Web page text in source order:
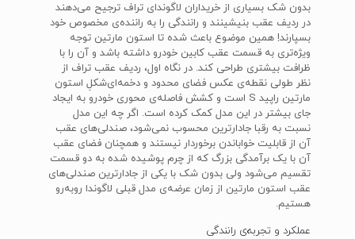
بدون شک بسیاری از خریداران لاگوندای تراف ترجیح می‌دهند
در ردیف عقب بنیشینند و رانندگی را به راننده‌ی مخصوص خود
بسپارند! همین موضوع باعث شده تا استون مارتین توجه
ویژه‌تری به قسمت عقب کابین خودرو داشته باشد و آن را با
ظرافت بیشتری طراحی کند. در نگاه اول، ردیف عقب تراف از
نظر طولی نقطه‌ی عکس فضای محدود و دخمه‌ای‌شکلِ استون
مارتین راپید S است و کشش فاصله‌ی محوری خودرو به ایجاد
جای بیشتر در این مدل کمک کرده است. اگر چه این مدل
نسبت به رقبا جادارترین محسوب نمی‌شود، صندلی‌های عقب
آن از قابلیت خواباندن برخوردار نیستند و همچنان فضای عقب
آن با یک برآمدگی بزرگ که از چرم پوشیده شده به دو قسمت
تقسیم می‌شود ولی بدون شک با یکی از جادارترین صندلی‌های
عقب استون مارتین از زمان عرضه‌ی مدل قبلی لاگوندا روبه‌رو
هستیم.
عملکرد و تجربه‌ی رانندگی